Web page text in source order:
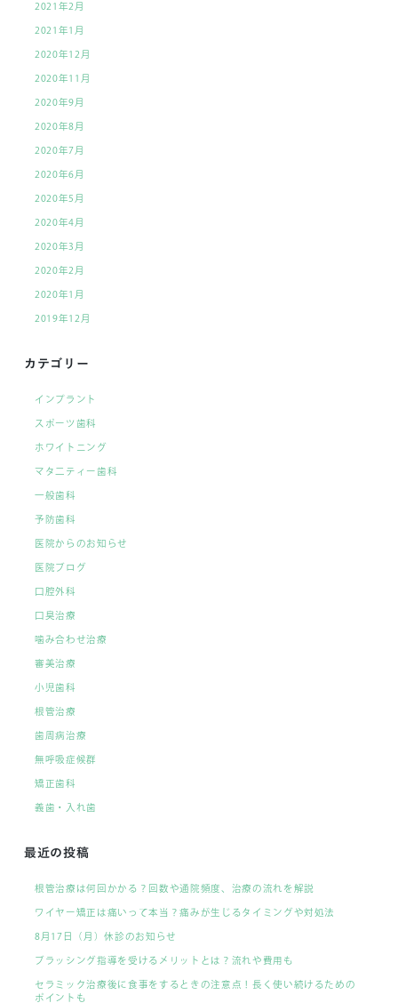
2021年2月
2021年1月
2020年12月
2020年11月
2020年9月
2020年8月
2020年7月
2020年6月
2020年5月
2020年4月
2020年3月
2020年2月
2020年1月
2019年12月
カテゴリー
インプラント
スポーツ歯科
ホワイトニング
マタ二ティー歯科
一般歯科
予防歯科
医院からのお知らせ
医院ブログ
口腔外科
口臭治療
噛み合わせ治療
審美治療
小児歯科
根管治療
歯周病治療
無呼吸症候群
矯正歯科
義歯・入れ歯
最近の投稿
根管治療は何回かかる？回数や通院頻度、治療の流れを解説
ワイヤー矯正は痛いって本当？痛みが生じるタイミングや対処法
8月17日（月）休診のお知らせ
ブラッシング指導を受けるメリットとは？流れや費用も
セラミック治療後に食事をするときの注意点！長く使い続けるための
ポイントも